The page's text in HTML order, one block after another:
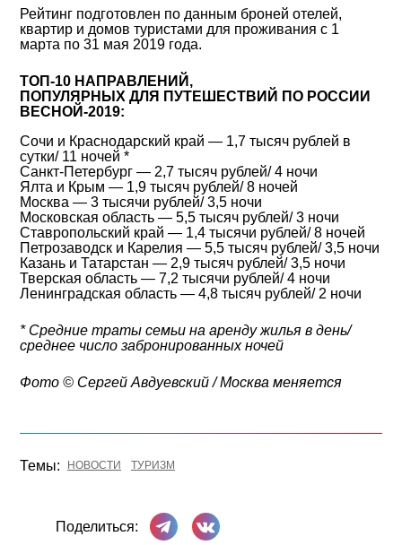
Рейтинг подготовлен по данным броней отелей,
квартир и домов туристами для проживания с 1
марта по 31 мая 2019 года.
ТОП-10 НАПРАВЛЕНИЙ,
ПОПУЛЯРНЫХ ДЛЯ ПУТЕШЕСТВИЙ ПО РОССИИ
ВЕСНОЙ-2019:
Сочи и Краснодарский край — 1,7 тысяч рублей в
сутки/ 11 ночей *
Санкт-Петербург — 2,7 тысяч рублей/ 4 ночи
Ялта и Крым — 1,9 тысяч рублей/ 8 ночей
Москва — 3 тысячи рублей/ 3,5 ночи
Московская область — 5,5 тысяч рублей/ 3 ночи
Ставропольский край — 1,4 тысячи рублей/ 8 ночей
Петрозаводск и Карелия — 5,5 тысяч рублей/ 3,5 ночи
Казань и Татарстан — 2,9 тысяч рублей/ 3,5 ночи
Тверская область — 7,2 тысячи рублей/ 4 ночи
Ленинградская область — 4,8 тысяч рублей/ 2 ночи
* Средние траты семьи на аренду жилья в день/
среднее число забронированных ночей
Фото © Cергей Авдуевский / Москва меняется
Темы: НОВОСТИ ТУРИЗМ
Поделиться:
Поделиться в Телеграме
Поделиться ВКонтакте